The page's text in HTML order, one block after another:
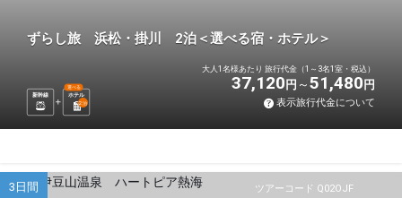
ずらし旅 浜松・掛川 2泊＜選べる宿・ホテル＞
新幹線 ホテル
選べる
2泊
大人1名様あたり 旅行代金（1～3名1室・税込）
37,120 円 51,480 円
表示旅行代金について
ツアーコード Q02OJF
3日間